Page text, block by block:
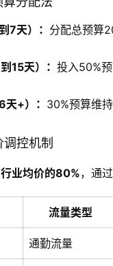
7天）： 分配总预算
15天）： 投入50%
+）： 30%预算维
控机制
业均价的80%，通
流量类型
通勤流量